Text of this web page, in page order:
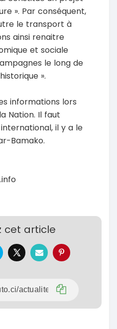
». Par conséquent,
le transport à
ainsi renaitre
et sociale
le long de
».
informations lors
Nation. Il faut
il y a le
Bamako.
cet article